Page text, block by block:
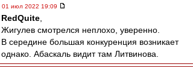
01 июл 2022 19:09
RedQuite
Жигулев смотрелся неплохо, уверенно.
В середине большая конкуренция возникает
однако. Абаскаль видит там Литвинова.